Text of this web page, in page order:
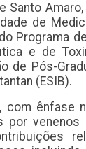
Santo
de
Programa
e de
de Pós-
(ESIB).
com ênfase
por